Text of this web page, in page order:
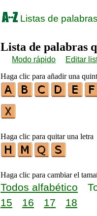
Listas de palabras
Lista de palabras
Modo rápido
Editar
Haga clic para añadir una
Haga clic para quitar una letra
Haga clic para cambiar el
Todos alfabético
15
16 17 18